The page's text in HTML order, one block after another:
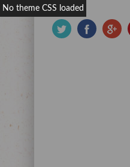
No theme CSS loaded